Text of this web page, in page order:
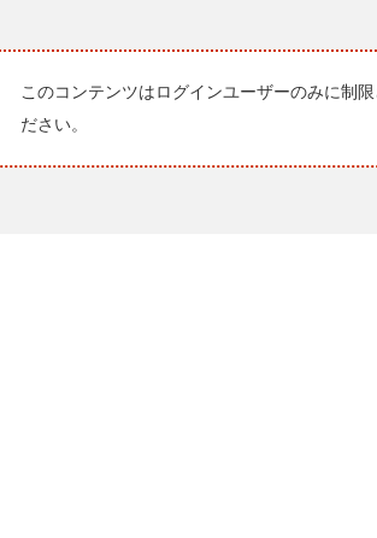
このコンテンツはログインユーザーのみに制
ださい。